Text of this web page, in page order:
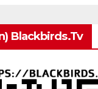
Blackbirds.tv